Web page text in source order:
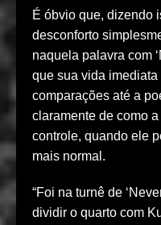
É óbvio que, dizendo
desconforto
naquela palavra com
que sua vida
comparações até a
claramente de como
controle, quando ele
mais normal.
“Foi na turnê de
dividir o quarto com